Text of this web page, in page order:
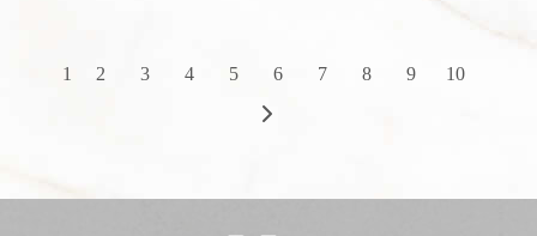
1 2 3 4 5 6 7 8 9 10